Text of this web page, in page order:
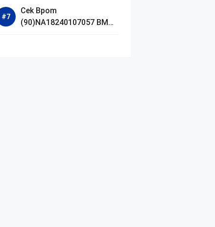
De Parfum
Cek Bpom
(90)NA18240107057 BMG